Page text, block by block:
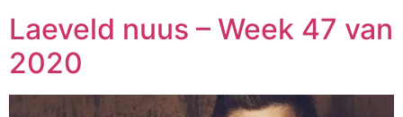
Laeveld nuus – Week 47 van
2020